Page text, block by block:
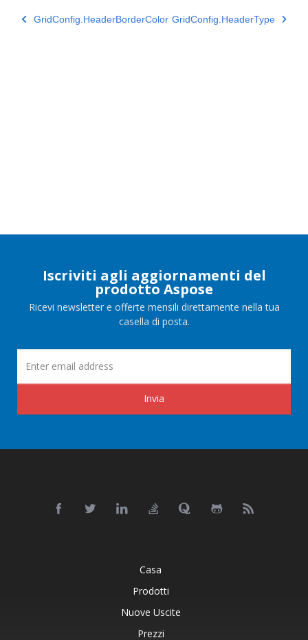
GridConfig.HeaderBorderColor GridConfig.HeaderType
Iscriviti agli aggiornamenti del
prodotto Aspose
Ricevi newsletter e offerte mensili direttamente nella tua
casella di posta.
Invia
Casa
Prodotti
Nuove Uscite
Prezzi